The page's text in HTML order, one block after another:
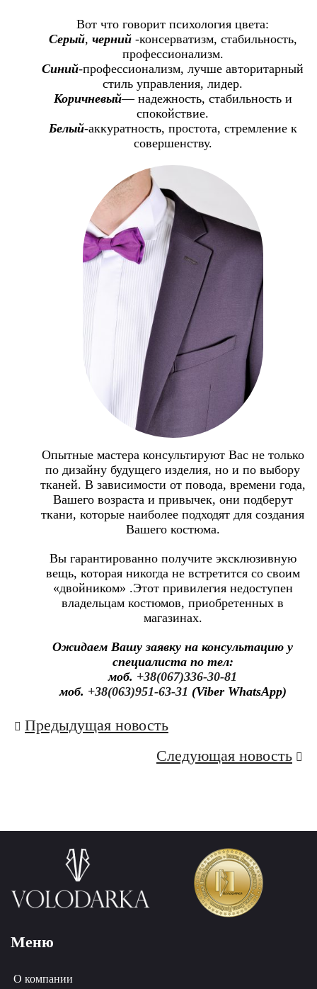
Вот что говорит психология цвета:
Серый, черний -консерватизм, стабильность,
профессионализм.
Синий-профессионализм, лучше авторитарный
стиль управления, лидер.
Коричневый— надежность, стабильность и
спокойствие.
Белый-аккуратность, простота, стремление к
совершенству.
Опытные мастера консультируют Вас не только
по дизайну будущего изделия, но и по выбору
тканей. В зависимости от повода, времени года,
Вашего возраста и привычек, они подберут
ткани, которые наиболее подходят для создания
Вашего костюма.
Вы гарантированно получите эксклюзивную
вещь, которая никогда не встретится со своим
«двойником» .Этот привилегия недоступен
владельцам костюмов, приобретенных в
магазинах.
Ожидаем Вашу заявку на консультацию у
специалиста по тел:
моб. +38(067)336-30-81
моб. +38(063)951-63-31 (Viber WhatsApp)
Навигация
Предыдущая новость
Следующая новость
Меню
О компании